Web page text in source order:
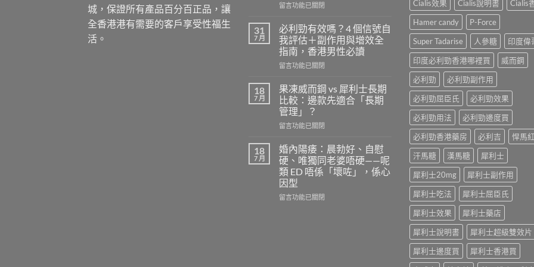
城，保證所有產品百分百正品，讓
全香港港有需要的客戶享受性福生
活。
在
威
壯
的
安
全
量
是
多
少？
完
指
南：
香
港
男
性
留言功能已關閉
31
7 月
必利勁有效嗎？4 個信號自
我評估＋副作用與增效全
指南，香港男性必讀
在
利
勁
有
效
嗎？
個
信
號
自
我
評
留言功能已關閉
18
7 月
果凍威而鋼 vs 犀利士長期
比較：邊款先適合「長期
管理」？
在
凍
威
而
鋼
vs
犀
留言功能已關閉
18
7 月
婚內陽痿：晨勃好、自慰
硬、唯獨同老婆唔硬——呢
類 ED 唔係「壞咗」，係心
因型
在
留言功能已關閉
Cialis效果
Cialis說明書
Cialis
Hamer candy
P-Force
Super Tadarise
人參糖
印度偉
印度必利勁香港哪裡買
威而鋼
必利勁
必利勁副作用
必利勁屈臣氏
必利勁效果
必利勁用法
必利勁邊度買
必利勁香港藥房
必利吉
悍馬
汗馬糖
漢馬糖
犀利士
犀利士20mg
犀利士副作用
犀利士吃法
犀利士屈臣氏
犀利士效果
犀利士藥店
犀利士說明書
犀利士超級雙效片
犀利士邊度買
犀利士香港買